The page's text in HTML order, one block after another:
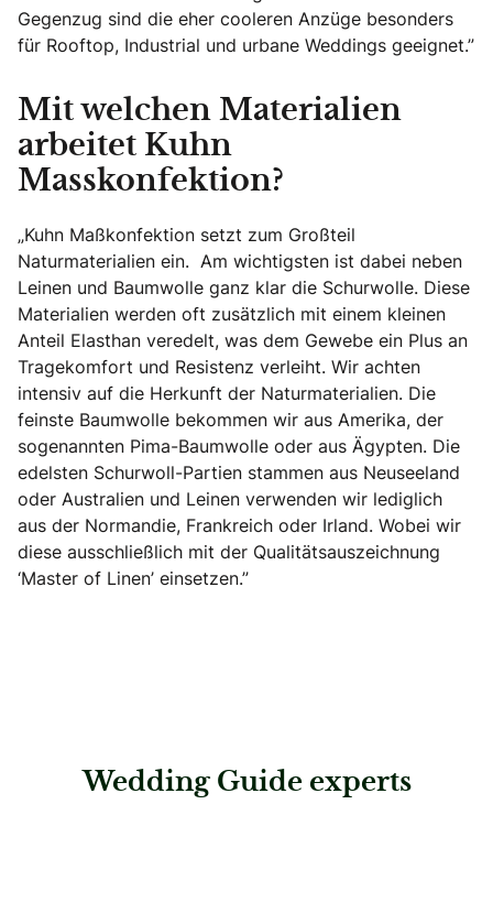
Gegenzug sind die eher cooleren Anzüge besonders
für Rooftop, Industrial und urbane Weddings geeignet.”
Mit welchen Materialien
arbeitet Kuhn
Masskonfektion?
„Kuhn Maßkonfektion setzt zum Großteil
Naturmaterialien ein. Am wichtigsten ist dabei neben
Leinen und Baumwolle ganz klar die Schurwolle. Diese
Materialien werden oft zusätzlich mit einem kleinen
Anteil Elasthan veredelt, was dem Gewebe ein Plus an
Tragekomfort und Resistenz verleiht. Wir achten
intensiv auf die Herkunft der Naturmaterialien. Die
feinste Baumwolle bekommen wir aus Amerika, der
sogenannten Pima-Baumwolle oder aus Ägypten. Die
edelsten Schurwoll-Partien stammen aus Neuseeland
oder Australien und Leinen verwenden wir lediglich
aus der Normandie, Frankreich oder Irland. Wobei wir
diese ausschließlich mit der Qualitätsauszeichnung
‘Master of Linen’ einsetzen.”
Wedding Guide experts